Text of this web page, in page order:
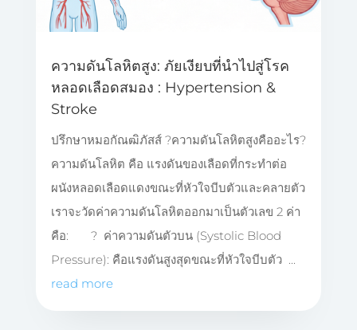
ความดันโลหิตสูง: ภัยเงียบที่นำไปสู่โรค
หลอดเลือดสมอง : Hypertension &
Stroke
ปรึกษาหมอกัณฒิภัสส์ ?ความดันโลหิตสูงคืออะไร?
ความดันโลหิต คือ แรงดันของเลือดที่กระทำต่อ
ผนังหลอดเลือดแดงขณะที่หัวใจบีบตัวและคลายตัว
เราจะวัดค่าความดันโลหิตออกมาเป็นตัวเลข 2 ค่า
คือ: ? ค่าความดันตัวบน (Systolic Blood
Pressure): คือแรงดันสูงสุดขณะที่หัวใจบีบตัว ...
read more